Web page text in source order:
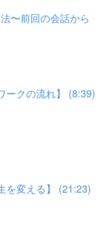
〜前回の会話から
ークの流れ】 (8:39)
変える】 (21:23)